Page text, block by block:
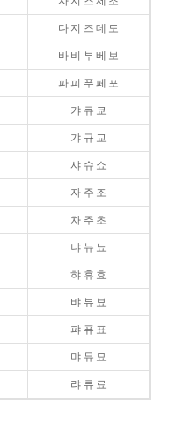
다 지 즈 데 도
바 비 부 베 보
파 피 푸 페 포
캬 큐 쿄
갸 규 교
샤 슈 쇼
자 주 조
차 추 초
냐 뉴 뇨
햐 휴 효
뱌 뷰 뵤
퍄 퓨 표
먀 뮤 묘
랴 류 료